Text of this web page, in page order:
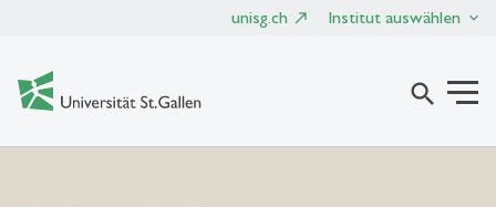
unisg.ch Institut auswählen
search